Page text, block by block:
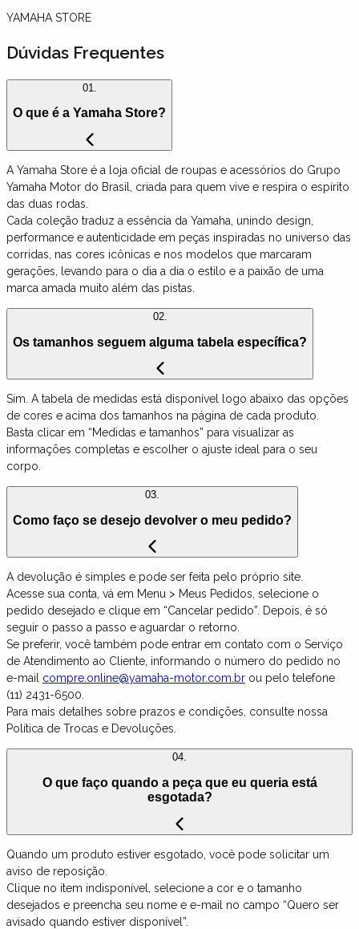
YAMAHA STORE
Dúvidas Frequentes
01.
O que é a Yamaha Store?
A Yamaha Store é a loja oficial de roupas e acessórios do Grupo
Yamaha Motor do Brasil, criada para quem vive e respira o espírito
das duas rodas.
Cada coleção traduz a essência da Yamaha, unindo design,
performance e autenticidade em peças inspiradas no universo das
corridas, nas cores icônicas e nos modelos que marcaram
gerações, levando para o dia a dia o estilo e a paixão de uma
marca amada muito além das pistas.
02.
Os tamanhos seguem alguma tabela específica?
Sim. A tabela de medidas está disponível logo abaixo das opções
de cores e acima dos tamanhos na página de cada produto.
Basta clicar em “Medidas e tamanhos” para visualizar as
informações completas e escolher o ajuste ideal para o seu
corpo.
03.
Como faço se desejo devolver o meu pedido?
A devolução é simples e pode ser feita pelo próprio site.
Acesse sua conta, vá em Menu > Meus Pedidos, selecione o
pedido desejado e clique em “Cancelar pedido”. Depois, é só
seguir o passo a passo e aguardar o retorno.
Se preferir, você também pode entrar em contato com o Serviço
de Atendimento ao Cliente, informando o número do pedido no
e-mail compre.online@yamaha-motor.com.br ou pelo telefone
(11) 2431-6500.
Para mais detalhes sobre prazos e condições, consulte nossa
Política de Trocas e Devoluções.
04.
O que faço quando a peça que eu queria está
esgotada?
Quando um produto estiver esgotado, você pode solicitar um
aviso de reposição.
Clique no item indisponível, selecione a cor e o tamanho
desejados e preencha seu nome e e-mail no campo “Quero ser
avisado quando estiver disponível”.